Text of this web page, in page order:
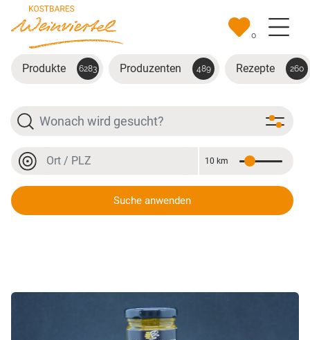
Zum Hauptinhalt springen
0
Produkte 6283 Produzenten 489 Rezepte 260
Suche
Ort oder PLZ
Entfernung
10 km
Suche anwenden
Blütenhonig in Probegläschen